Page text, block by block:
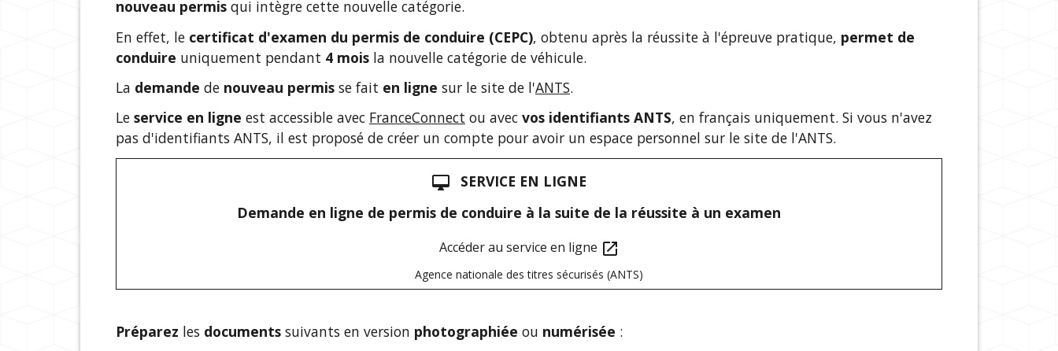
nouveau permis qui intègre cette nouvelle catégorie.
En effet, le certificat d'examen du permis de conduire (CEPC), obtenu après la réussite à l'épreuve pratique, permet de
conduire uniquement pendant 4 mois la nouvelle catégorie de véhicule.
La demande de nouveau permis se fait en ligne sur le site de l'ANTS.
Le service en ligne est accessible avec FranceConnect ou avec vos identifiants ANTS, en français uniquement. Si vous n'avez
pas d'identifiants ANTS, il est proposé de créer un compte pour avoir un espace personnel sur le site de l'ANTS.
desktop_mac
SERVICE EN LIGNE
Demande en ligne de permis de conduire à la suite de la réussite à un examen
Accéder au service en ligne open_in_new
Agence nationale des titres sécurisés (ANTS)
Préparez les documents suivants en version photographiée ou numérisée :